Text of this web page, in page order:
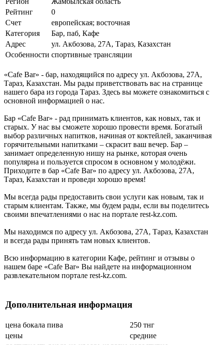
Рейтинг
0
Счет
европейская; восточная
Категория
Бар, паб, Кафе
Адрес
ул. Акбозова, 27А, Тараз, Казахстан
Особенности спортивные трансляции
«Cafe Bar» - бар, находящийся по адресу ул. Акбозова, 27А,
Тараз, Казахстан. Мы рады приветствовать вас на странице
нашего бара из города Тараз. Здесь вы можете ознакомиться с
основной информацией о нас.
Бар «Cafe Bar» - рад принимать клиентов, как новых, так и
старых. У нас вы сможете хорошо провести время. Богатый
выбор различных напитков, начиная от коктейлей, заканчивая
горячительными напитками – скрасит ваш вечер. Бар –
занимает определенную нишу на рынке, которая очень
популярна и пользуется спросом в основном у молодёжи.
Приходите в бар «Cafe Bar» по адресу ул. Акбозова, 27А,
Тараз, Казахстан и проведи хорошо время!
Мы всегда рады предоставить свои услуги как новым, так и
старым клиентам. Также, мы будем рады, если вы поделитесь
своими впечатлениями о нас на портале rest-kz.com.
Мы находимся по адресу ул. Акбозова, 27А, Тараз, Казахстан
и всегда рады принять там новых клиентов.
Всю информацию в категории Кафе, рейтинг и отзывы о
нашем баре «Cafe Bar» Вы найдете на информационном
развлекательном портале rest-kz.com.
Дополнительная информация
цена бокала пива
250 тнг
цены
средние